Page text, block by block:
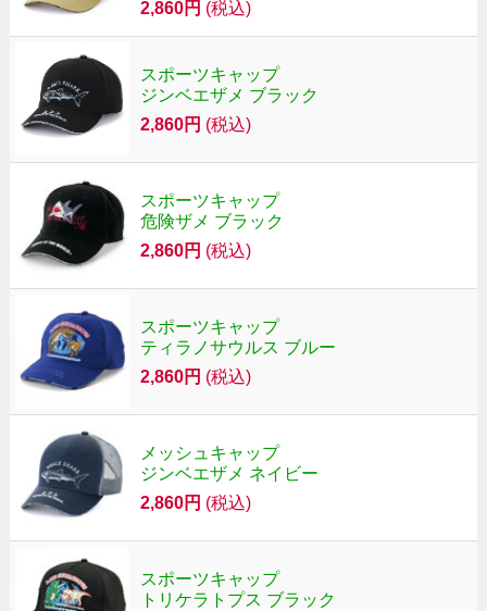
2,860円 (税込)
スポーツキャップ
ジンベエザメ ブラック
2,860円 (税込)
スポーツキャップ
危険ザメ ブラック
2,860円 (税込)
スポーツキャップ
ティラノサウルス ブルー
2,860円 (税込)
メッシュキャップ
ジンベエザメ ネイビー
2,860円 (税込)
スポーツキャップ
トリケラトプス ブラック